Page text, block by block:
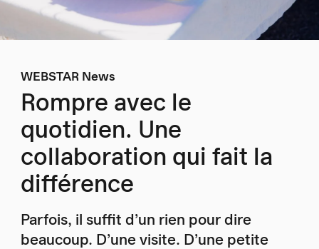
WEBSTAR News
Rompre avec le
quotidien. Une
collaboration qui fait la
différence
Parfois, il suffit d’un rien pour dire
beaucoup. D’une visite. D’une petite